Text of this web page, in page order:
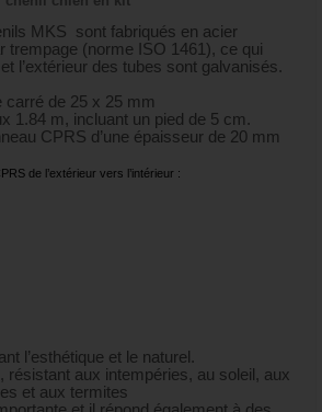
MKS sont fabriqués en acier
trempage (norme ISO 1461), ce qui
l’extérieur des tubes sont galvanisés.
carré de 25 x 25 mm
1.84 m, incluant un pied de 5 cm.
CPRS d’une épaisseur de 20 mm
de l’extérieur vers l’intérieur :
l’esthétique et le naturel.
résistant aux intempéries, au soleil, aux
et aux termites